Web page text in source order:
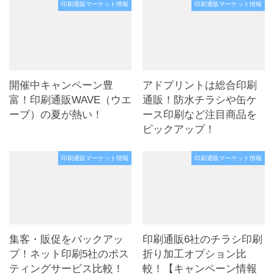
印刷通販マーケット情報
開催中キャンペーン豊
富！印刷通販WAVE（ウエ
ーブ）の夏が熱い！
印刷通販マーケット情報
アドプリントは総合印刷
通販！防水チラシや缶ケ
ース印刷など注目商品を
ピックアップ！
印刷通販マーケット情報
集客・販促をバックアッ
プ！ネット印刷5社のポス
ティングサービス比較！
印刷通販マーケット情報
印刷通販6社のチラシ印刷
折り加工オプション比
較！【キャンペーン情報